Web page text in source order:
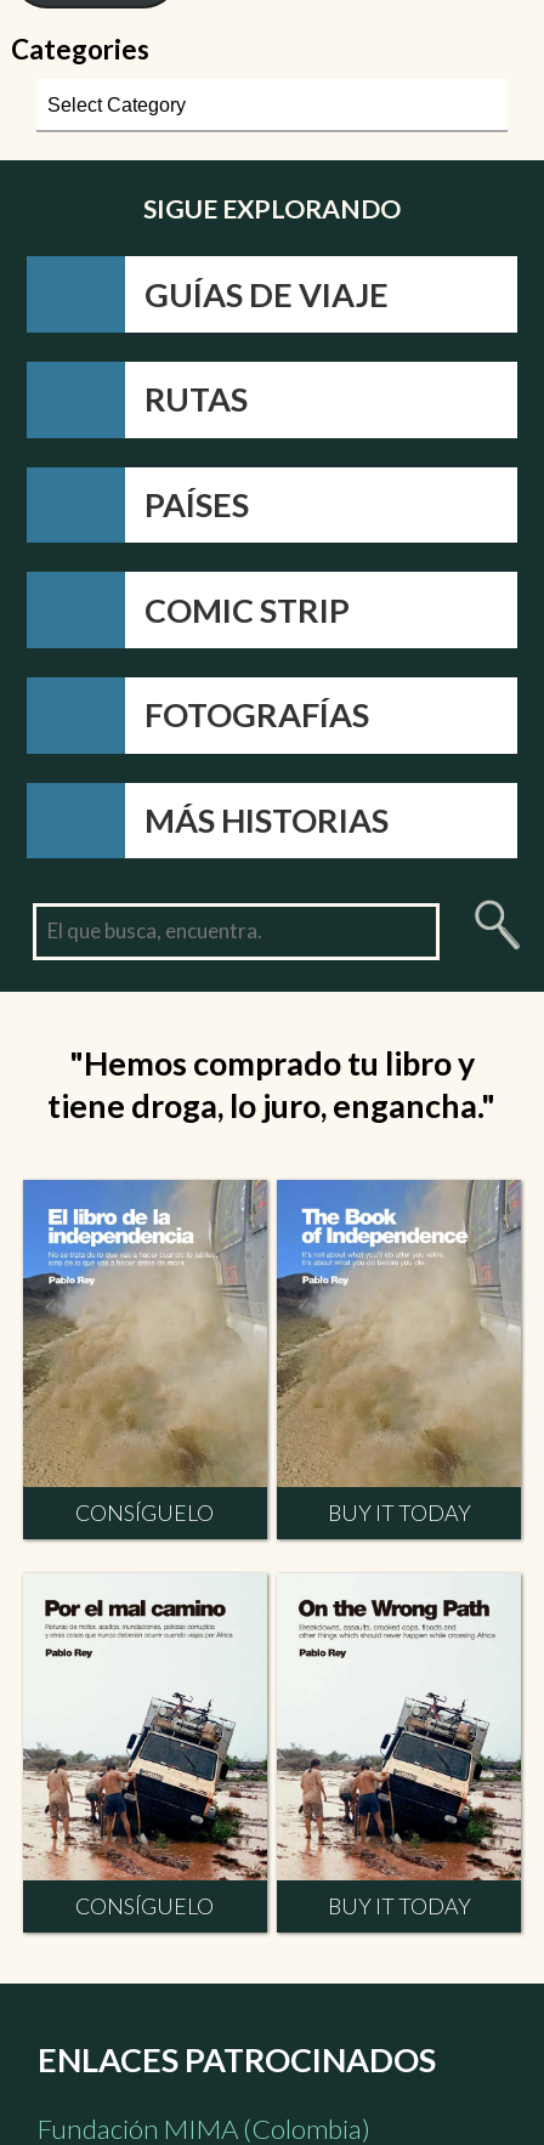
Categories
SIGUE EXPLORANDO
GUÍAS DE VIAJE
RUTAS
PAÍSES
COMIC STRIP
FOTOGRAFÍAS
MÁS HISTORIAS
"Hemos comprado tu libro y
tiene droga, lo juro, engancha."
CONSÍGUELO BUY IT TODAY
CONSÍGUELO BUY IT TODAY
ENLACES PATROCINADOS
Fundación MIMA (Colombia)